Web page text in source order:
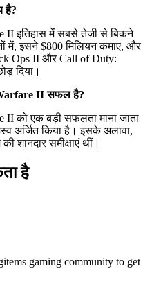
है?
II इतिहास में सबसे तेजी से बिकने
में, इसने $800 मिलियन कमाए, और
Ops II और Call of Duty:
दिया।
II सफल है?
II को एक बड़ी सफलता माना जाता
अर्जित किया है। इसके अलावा,
शानदार समीक्षाएं थीं।
है
gaming community to get